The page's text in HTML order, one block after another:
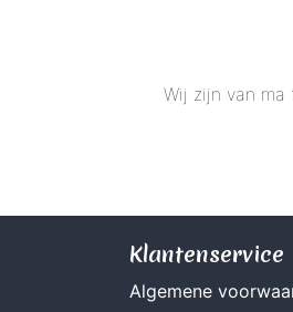
Wij zijn van ma
Klantenservice
Algemene